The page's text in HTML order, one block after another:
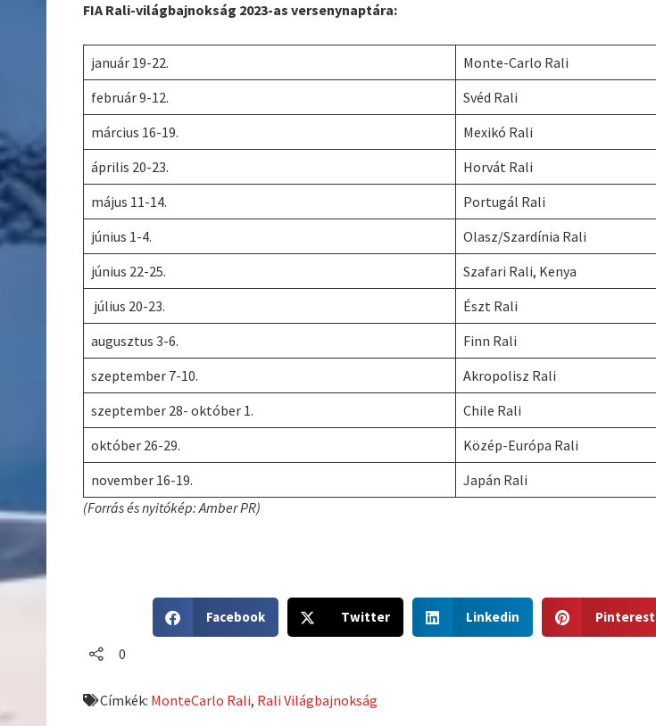
FIA Rali-világbajnokság 2023-as versenynaptára:
január 19-22.
Monte-Carlo Rali
február 9-12.
Svéd Rali
március 16-19.
Mexikó Rali
április 20-23.
Horvát Rali
május 11-14.
Portugál Rali
június 1-4.
Olasz/Szardínia Rali
június 22-25.
Szafari Rali, Kenya
július 20-23.
Észt Rali
augusztus 3-6.
Finn Rali
szeptember 7-10.
Akropolisz Rali
szeptember 28- október 1.
Chile Rali
október 26-29.
Közép-Európa Rali
november 16-19.
Japán Rali
(Forrás és nyitókép: Amber PR)
h
o
Facebook
h
o
Twitter
h
Linkedin
h
Pinterest
0
Címkék: MonteCarlo Rali, Rali Világbajnokság